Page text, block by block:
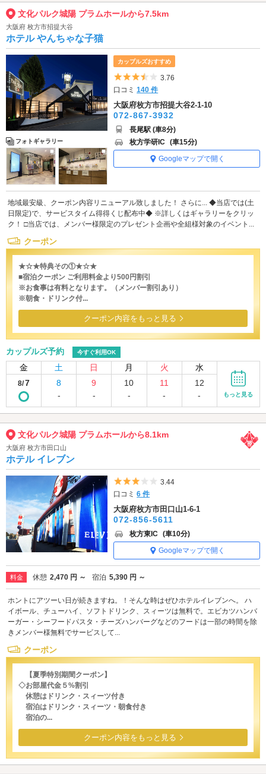
文化パルク城陽 プラムホールから7.5km
大阪府 枚方市招提大谷
ホテル やんちゃな子猫
フォトギャラリー
カップルズおすすめ
5つ星のうち3.5
3.76
口コミ140 件
大阪府枚方市招提大谷2-1-10
072-867-3932
長尾駅 (車8分)
枚方学研IC (車15分)
Googleマップで開く
地域最安級、クーポン内容リニューアル致しました！ さらに... ◆当店では(土
日限定)で、サービスタイム得得くじ配布中◆ ※詳しくはギャラリーをクリッ
ク！ □当店では、メンバー様限定のプレゼント企画や全組様対象のイベント...
クーポン
★☆★特典その①★☆★
■宿泊クーポン ご利用料金より500円割引
※お食事は有料となります。（メンバー割引あり）
※朝食・ドリンク付...
クーポン内容をもっと見る
カップルズ予約 今すぐ利用OK
金 土 日 月 火 水
8/7
8
-
9
-
10
-
11
-
12
-
もっと見る
文化パルク城陽 プラムホールから8.1km
大阪府 枚方市田口山
ホテル イレブン
5つ星のうち3
3.44
口コミ6 件
大阪府枚方市田口山1-6-1
072-856-5611
枚方東IC (車10分)
Googleマップで開く
料金 休憩 2,470 円 ～ 宿泊 5,390 円 ～
ホントにアツーい日が続きますね。！そんな時はぜひホテルイレブンへ。 ハ
イボール、チューハイ、ソフトドリンク、スィーツは無料で。エビカツハンバ
ーガー・シーフードパスタ・チーズハンバーグなどのフードは一部の時間を除
きメンバー様無料でサービスして...
クーポン
【夏季特別期間クーポン】
◇お部屋代金５%割引
休憩はドリンク・スィーツ付き
宿泊はドリンク・スィーツ・朝食付き
宿泊の...
クーポン内容をもっと見る